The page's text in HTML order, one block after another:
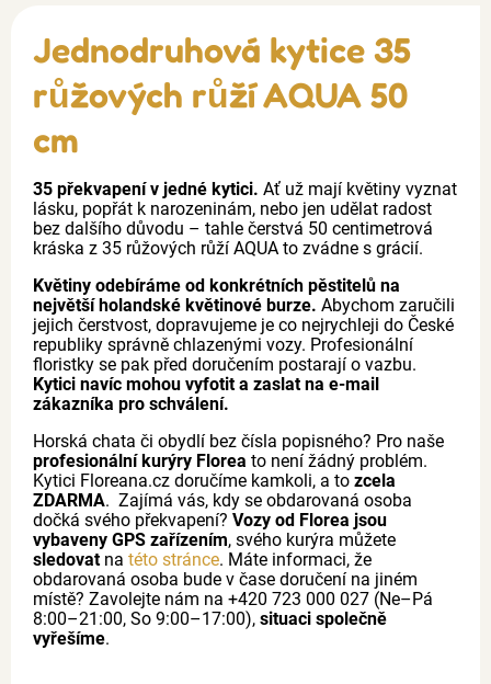
Jednodruhová kytice 35
růžových růží AQUA 50
cm
35 překvapení v jedné kytici. Ať už mají květiny vyznat
lásku, popřát k narozeninám, nebo jen udělat radost
bez dalšího důvodu – tahle čerstvá 50 centimetrová
kráska z 35 růžových růží AQUA to zvádne s grácií.
Květiny odebíráme od konkrétních pěstitelů na
největší holandské květinové burze. Abychom zaručili
jejich čerstvost, dopravujeme je co nejrychleji do České
republiky správně chlazenými vozy. Profesionální
floristky se pak před doručením postarají o vazbu.
Kytici navíc mohou vyfotit a zaslat na e-mail
zákazníka pro schválení.
Horská chata či obydlí bez čísla popisného? Pro naše
profesionální kurýry Florea to není žádný problém.
Kytici Floreana.cz doručíme kamkoli, a to zcela
ZDARMA. Zajímá vás, kdy se obdarovaná osoba
dočká svého překvapení? Vozy od Florea jsou
vybaveny GPS zařízením, svého kurýra můžete
sledovatna této stránce. Máte informaci, že
obdarovaná osoba bude v čase doručení na jiném
místě? Zavolejte nám na +420 723 000 027 (Ne–Pá
8:00–21:00, So 9:00–17:00), situaci společně
vyřešíme.